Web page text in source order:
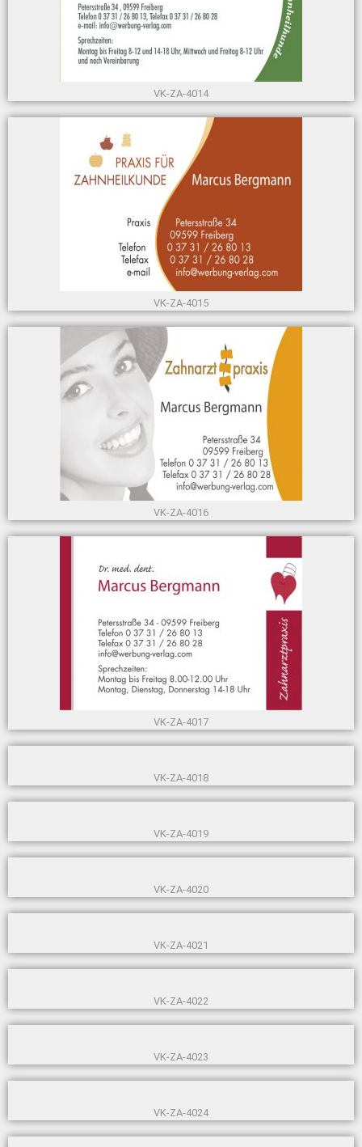
VK-ZA-4014
VK-ZA-4015
VK-ZA-4016
VK-ZA-4017
VK-ZA-4018
VK-ZA-4019
VK-ZA-4020
VK-ZA-4021
VK-ZA-4022
VK-ZA-4023
VK-ZA-4024